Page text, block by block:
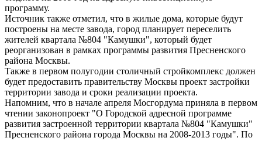
программу.
Источник также отметил, что в жилые дома, которые будут
построены на месте завода, город планирует переселить
жителей квартала №804 "Камушки", который будет
реорганизован в рамках программы развития Пресненского
района Москвы.
Также в первом полугодии столичный стройкомплекс должен
будет предоставить правительству Москвы проект застройки
территории завода и сроки реализации проекта.
Напомним, что в начале апреля Мосгордума приняла в первом
чтении законопроект "О Городской адресной программе
развития застроенной территории квартала №804 "Камушки"
Пресненского района города Москвы на 2008-2013 годы". По